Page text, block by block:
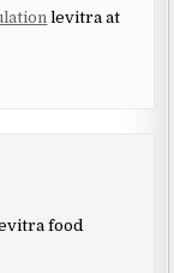
levitra at
food